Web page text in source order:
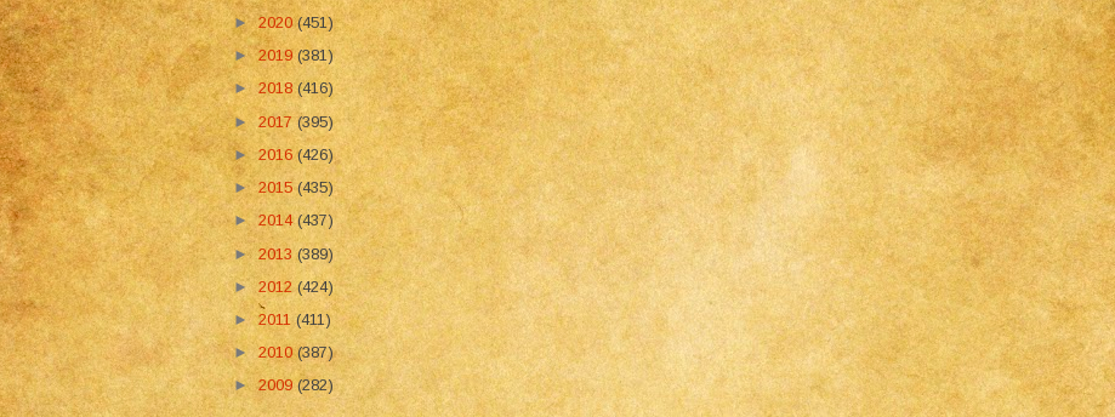
►2020(451)
►2019(381)
►2018(416)
►2017(395)
►2016 (426)
►2015(435)
►2014(437)
►2013(389)
► 2012(424)
►2011(411)
►2010(387)
►2009(282)